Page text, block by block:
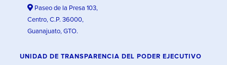
Paseo de la Presa 103,
Centro, C.P. 36000,
Guanajuato, GTO.
UNIDAD DE TRANSPARENCIA DEL PODER EJECUTIVO